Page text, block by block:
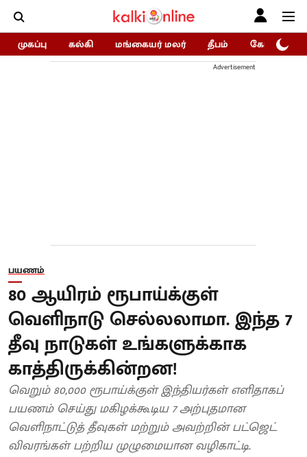
முகப்பு கல்கி மங்கையர் மலர் தீபம் கோகுலம்/
Advertisement
பயணம்
80 ஆயிரம் ரூபாய்க்குள்
வெளிநாடு செல்லலாமா. இந்த 7
தீவு நாடுகள் உங்களுக்காக
காத்திருக்கின்றன!
வெறும் 80,000 ரூபாய்க்குள் இந்தியர்கள் எளிதாகப்
பயணம் செய்து மகிழக்கூடிய 7 அற்புதமான
வெளிநாட்டுத் தீவுகள் மற்றும் அவற்றின் பட்ஜெட்
விவரங்கள் பற்றிய முழுமையான வழிகாட்டி.